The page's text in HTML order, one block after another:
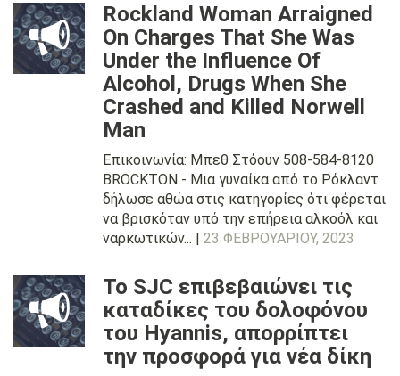
Rockland Woman Arraigned
On Charges That She Was
Under the Influence Of
Alcohol, Drugs When She
Crashed and Killed Norwell
Man
Επικοινωνία: Μπεθ Στόουν 508-584-8120
BROCKTON - Μια γυναίκα από το Ρόκλαντ
δήλωσε αθώα στις κατηγορίες ότι φέρεται
να βρισκόταν υπό την επήρεια αλκοόλ και
ναρκωτικών... | 23 ΦΕΒΡΟΥΑΡΊΟΥ, 2023
Το SJC επιβεβαιώνει τις
καταδίκες του δολοφόνου
του Hyannis, απορρίπτει
την προσφορά για νέα δίκη